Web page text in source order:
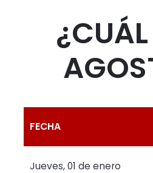
FECHA
Jueves, 01 de enero